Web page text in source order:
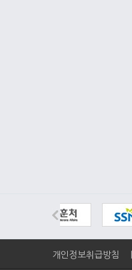
개인정보취급방침